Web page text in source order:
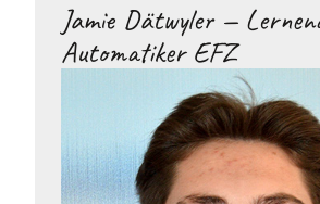
Jamie Dätwyler —
Automatiker EFZ